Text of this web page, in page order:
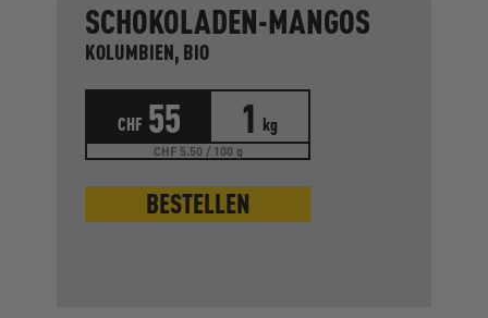
SCHOKOLADEN-MANGOS
KOLUMBIEN, BIO
CHF 55 1 kg
CHF 5.50 / 100 g
BESTELLEN